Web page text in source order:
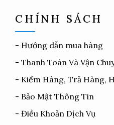
CHÍNH SÁCH
- Hướng dẫn mua hàng
- Thanh Toán Và Vận
- Kiểm Hàng, Trả Hàng,
- Bảo Mật Thông Tin
- Điều Khoản Dịch Vụ